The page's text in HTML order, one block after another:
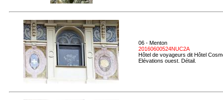
06 - Menton
20160600524NUC2A
Hôtel de voyageurs dit Hôtel
Elévations ouest. Détail.